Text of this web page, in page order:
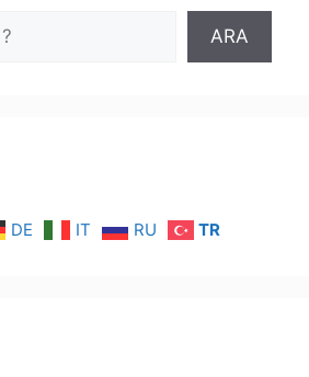
ARA
DE IT RU TR